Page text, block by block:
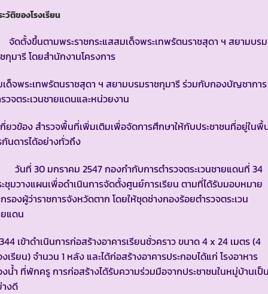
วัติของโรงเรียน
จัดตั้งขึ้นตามพระราชกระแสสมเด็จพระเทพรัตนราชสุดา ฯ สยามบรม
กุมารี โดยสำนักงานโครงการ
ด็จพระเทพรัตนราชสุดา ฯ สยามบรมราชกุมารี ร่วมกับกองบัญชาการ
วจตระเวนชายแดนและหน่วยงาน
ยวข้อง สำรวจพื้นที่เพิ่มเติมเพื่อจัดการศึกษาให้กับประชาชนที่อยู่ในพื้
นดารได้อย่างทั่วถึง
30 มกราคม 2547 กองกำกับการตำรวจตระเวนชายแดนที่ 34
ชุมวางแผนเพื่อดำเนินการจัดตั้งศูนย์การเรียน ตามที่ได้รับมอบหมาย
รองผู้ว่าราชการจังหวัดตาก โดยให้ชุดช่างกองร้อยตำรวจตระเวน
แดน
เข้าดำเนินการก่อสร้างอาคารเรียนชั่วคราว ขนาด 4 x 24 เมตร (4
เรียน) จำนวน 1 หลัง และได้ก่อสร้างอาคารประกอบได้แก่ โรงอาหาร
น้ำ ที่พักครู การก่อสร้างได้รับความร่วมมือจากประชาชนในหมู่บ้านเป็
งดี